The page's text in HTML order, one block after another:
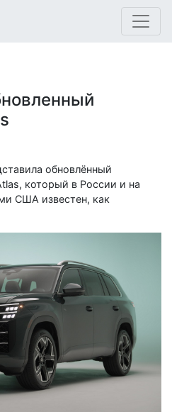
обновлённый
который в России и на
США известен, как